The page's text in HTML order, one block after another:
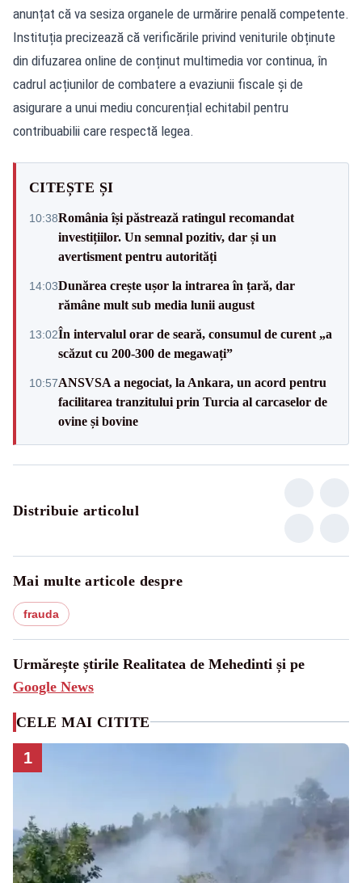
anunțat că va sesiza organele de urmărire penală competente.
Instituția precizează că verificările privind veniturile obținute
din difuzarea online de conținut multimedia vor continua, în
cadrul acțiunilor de combatere a evaziunii fiscale și de
asigurare a unui mediu concurențial echitabil pentru
contribuabilii care respectă legea.
CITEȘTE ȘI
10:38România își păstrează ratingul recomandat
investițiilor. Un semnal pozitiv, dar și un
avertisment pentru autorități
14:03Dunărea crește ușor la intrarea în țară, dar
rămâne mult sub media lunii august
13:02În intervalul orar de seară, consumul de curent „a
scăzut cu 200-300 de megawați”
10:57ANSVSA a negociat, la Ankara, un acord pentru
facilitarea tranzitului prin Turcia al carcaselor de
ovine și bovine
Distribuie articolul
Mai multe articole despre
frauda
Urmărește știrile Realitatea de Mehedinti și pe
Google News
CELE MAI CITITE
1